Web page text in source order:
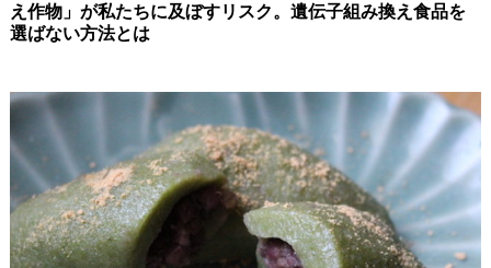
え作物」が私たちに及ぼすリスク。遺伝子組み換え食品を
選ばない方法とは